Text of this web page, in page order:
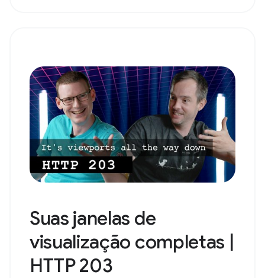
Suas janelas de
visualização completas |
HTTP 203